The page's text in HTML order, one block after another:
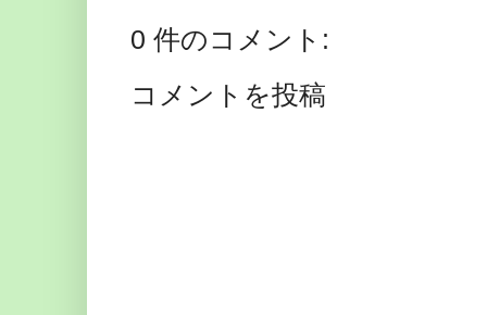
0 件のコメント:
コメントを投稿